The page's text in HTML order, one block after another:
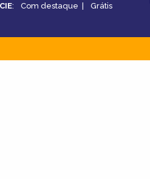
: Com destaque | Grátis